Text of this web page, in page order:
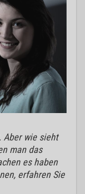
Aber wie sieht
man das
es haben
erfahren Sie